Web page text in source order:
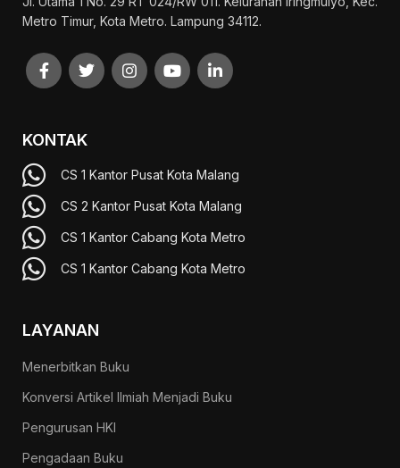
Metro Timur, Kota Metro. Lampung 34112.
KONTAK
CS 1 Kantor Pusat Kota Malang
CS 2 Kantor Pusat Kota Malang
CS 1 Kantor Cabang Kota Metro
CS 1 Kantor Cabang Kota Metro
LAYANAN
Menerbitkan Buku
Konversi Artikel Ilmiah Menjadi Buku
Pengurusan HKI
Pengadaan Buku